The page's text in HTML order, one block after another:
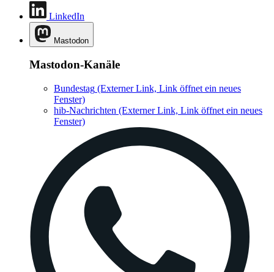
LinkedIn
Mastodon
Mastodon-Kanäle
Bundestag (Externer Link, Link öffnet ein neues
Fenster)
hib-Nachrichten (Externer Link, Link öffnet ein neues
Fenster)